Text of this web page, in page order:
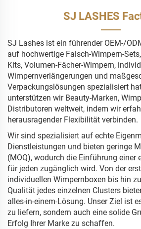
SJ LASHES
SJ Lashes ist ein führender OEM-/
auf hochwertige Falsch-Wimpern-
Kits, Volumen-Fächer-Wimpern,
Wimpernverlängerungen und
Verpackungslösungen spezialisiert
unterstützen wir Beauty-Marken,
Distributoren weltweit, indem wir
herausragender Flexibilität verbinden.
Wir sind spezialisiert auf echte
Dienstleistungen und bieten geringe
(MOQ), wodurch die Einführung einer
für jeden zugänglich wird. Von der
individuellen Wimpernboxen bis hin
Qualität jedes einzelnen Clusters
alles-in-einem-Lösung. Unser Ziel ist
zu liefern, sondern auch eine solide
Erfolg Ihrer Marke zu schaffen.